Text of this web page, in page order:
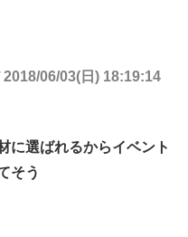
2018/06/03(日) 18:19:14
に選ばれるからイベント
そう